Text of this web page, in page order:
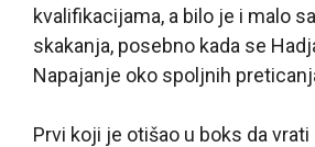
kvalifikacijama, a bilo je i malo
skakanja, posebno kada se
Napajanje oko spoljnih
Prvi koji je otišao u boks da